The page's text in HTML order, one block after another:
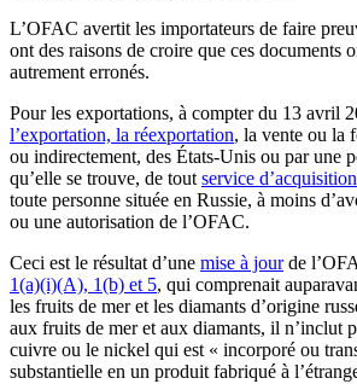
L’OFAC avertit les importateurs de faire
ont des raisons de croire que ces documents
autrement erronés.
Pour les exportations, à compter du 13 avril
l’exportation, la réexportation, la vente ou la
ou indirectement, des États-Unis ou par une
qu’elle se trouve, de toutservice
toute personne située en Russie, à moins
ou une autorisation de l’OFAC.
Ceci est le résultat d’une mise à jourde
1(a)(i)(A), 1(b) et 5, qui comprenait
les fruits de mer et les diamants d’origine
aux fruits de mer et aux diamants, il n’inclut
cuivre ou le nickel qui est « incorporé ou
substantielle en un produit fabriqué à